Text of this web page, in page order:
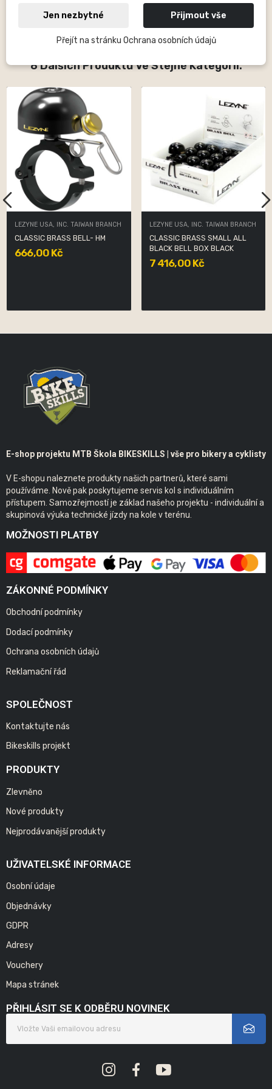
každou situaci, lepení, CO2 systémy, košíky, LED světla a od roku
2015 také GPS počítače pro cyklistiku.
8 Dalších Produktů Ve Stejné Kategorii:
LEZYNE USA, INC. TAIWAN BRANCH
CLASSIC BRASS BELL- HM
666,00 Kč
LEZYNE USA, INC. TAIWAN BRANCH
CLASSIC BRASS SMALL ALL
BLACK BELL BOX BLACK
7 416,00 Kč
E-shop projektu MTB Škola BIKESKILLS | vše pro bikery a cyklisty
V E-shopu naleznete produkty našich partnerů, které sami
používáme. Nově pak poskytujeme servis kol s individuálním
přístupem. Samozřejmostí je základ našeho projektu - individuální a
skupinová výuka technické jízdy na kole v terénu.
MOŽNOSTI PLATBY
ZÁKONNÉ PODMÍNKY
Obchodní podmínky
Dodací podmínky
Ochrana osobních údajů
Reklamační řád
SPOLEČNOST
Kontaktujte nás
Bikeskills projekt
PRODUKTY
Zlevněno
Nové produkty
Nejprodávanější produkty
UŽIVATELSKÉ INFORMACE
Osobní údaje
Objednávky
GDPR
Adresy
Vouchery
Mapa stránek
PŘIHLÁSIT SE K ODBĚRU NOVINEK
Jen nezbytné Přijmout vše
Přejít na stránku Ochrana osobních údajů